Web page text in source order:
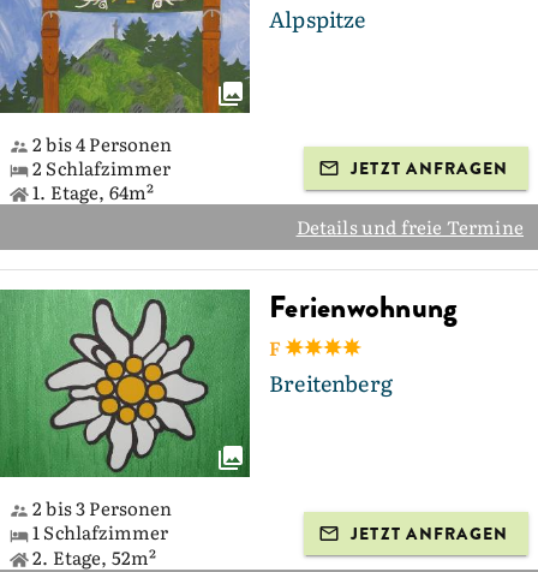
Alpspitze
2 bis 4 Personen
2 Schlafzimmer
1. Etage, 64m²
JETZT ANFRAGEN
Details und freie Termine
Ferienwohnung
F
Breitenberg
2 bis 3 Personen
1 Schlafzimmer
2. Etage, 52m²
JETZT ANFRAGEN